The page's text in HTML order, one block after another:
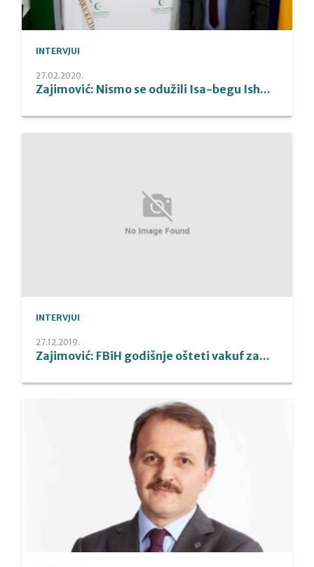
INTERVJUI
27.02.2020.
Zajimović: Nismo se odužili Isa-begu Ish...
INTERVJUI
27.12.2019.
Zajimović: FBiH godišnje ošteti vakuf za...